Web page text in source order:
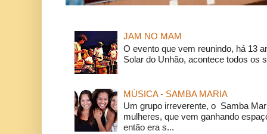
JAM NO MAM
O evento que vem reunindo, há 13
Solar do Unhão, acontece todos os
MÚSICA - SAMBA MARIA
Um grupo irreverente, o Samba
mulheres, que vem ganhando
então era s...